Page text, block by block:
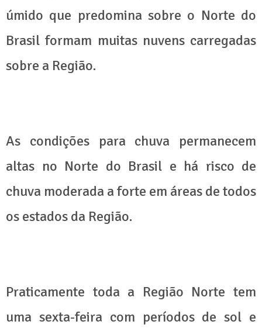
úmido que predomina sobre o Norte do
Brasil formam muitas nuvens carregadas
sobre a Região.
As condições para chuva permanecem
altas no Norte do Brasil e há risco de
chuva moderada a forte em áreas de todos
os estados da Região.
Praticamente toda a Região Norte tem
uma sexta-feira com períodos de sol e